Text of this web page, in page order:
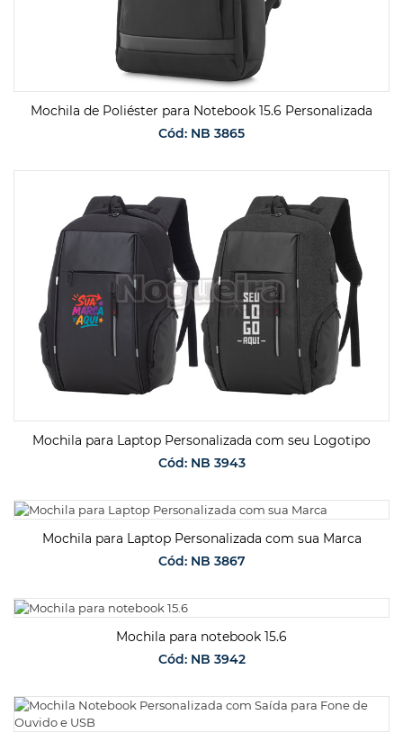
Mochila de Poliéster para Notebook 15.6 Personalizada
Cód: NB 3865
Mochila para Laptop Personalizada com seu Logotipo
Cód: NB 3943
SOLICITAR ORÇAMENTO
Mochila para Laptop Personalizada com sua Marca
Cód: NB 3867
SOLICITAR ORÇAMENTO
Mochila para notebook 15.6
Cód: NB 3942
SOLICITAR ORÇAMENTO